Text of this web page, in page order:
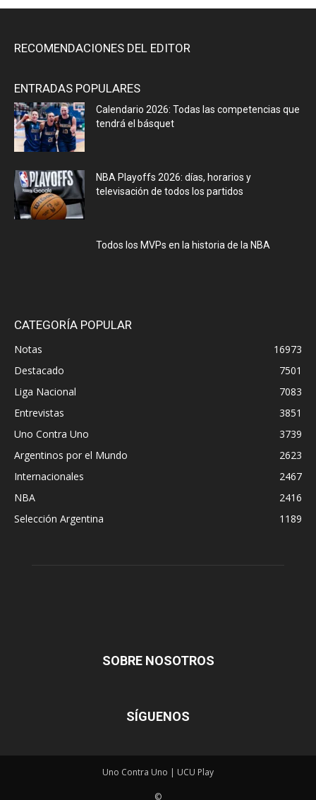
RECOMENDACIONES DEL EDITOR
ENTRADAS POPULARES
Calendario 2026: Todas las competencias que
tendrá el básquet
NBA Playoffs 2026: días, horarios y
televisación de todos los partidos
Todos los MVPs en la historia de la NBA
CATEGORÍA POPULAR
Notas
16973
Destacado
7501
Liga Nacional
7083
Entrevistas
3851
Uno Contra Uno
3739
Argentinos por el Mundo
2623
Internacionales
2467
NBA
2416
Selección Argentina
1189
SOBRE NOSOTROS
SÍGUENOS
Uno Contra Uno | UCU Play
©